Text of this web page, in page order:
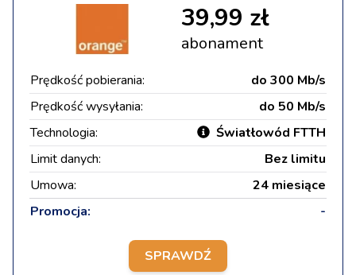
39,99 zł
abonament
Prędkość pobierania:
do 300 Mb/s
Prędkość wysyłania:
do 50 Mb/s
Technologia:
Światłowód FTTH
Limit danych:
Bez limitu
Umowa:
24 miesiące
Promocja:
-
SPRAWDŹ